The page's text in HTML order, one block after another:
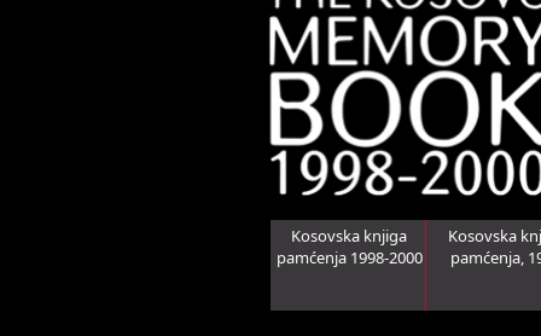
Kosovska knjiga
pamćenja 1998-2000
Kosovska
pamćenja,